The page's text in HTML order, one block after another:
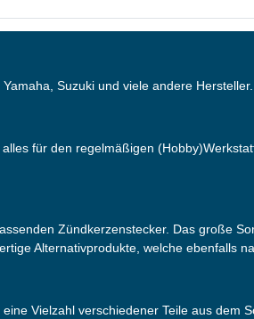
Suzuki und viele andere Hersteller.
für den regelmäßigen
Zündkerzenstecker. Das große
Alternativprodukte, welche ebenfalls
Vielzahl verschiedener Teile aus dem